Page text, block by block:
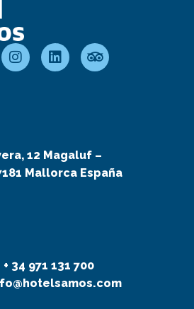
12 Magaluf –
Mallorca España
+ 34 971 131 700